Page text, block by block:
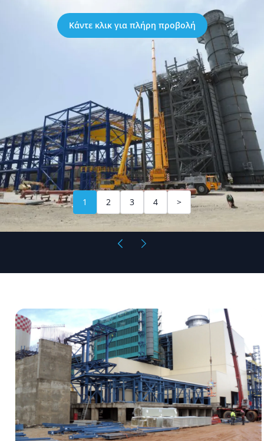
1 2 3 4 >
Κάντε κλικ για πλήρη προβολή
Σταθμός
Ηλεκτροπαραγωγής
Deir
Ali